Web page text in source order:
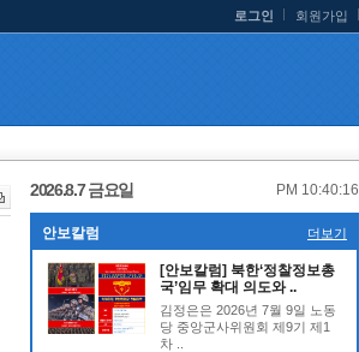
로그인 회원가입
2026.8.7 금요일 PM 10:40:17
안보칼럼 더보기
[안보칼럼] 북한‘정찰정보총
국’임무 확대 의도와 ..
김정은은 2026년 7월 9일 노동
당 중앙군사위원회 제9기 제1
차 ..